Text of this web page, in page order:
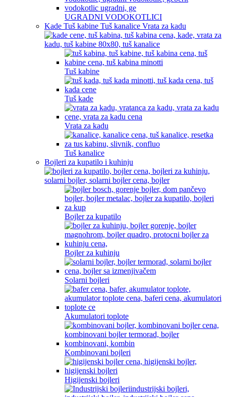
UGRADNI VODOKOTLICI
Kade Tuš kabine Tuš kanalice Vrata za kadu
Tuš kabine
Tuš kade
Vrata za kadu
Tuš kanalice
Bojleri za kupatilo i kuhinju
Bojler za kupatilo
Bojler za kuhinju
Solarni bojleri
Akumulatori toplote
Kombinovani bojleri
Higijenski bojleri